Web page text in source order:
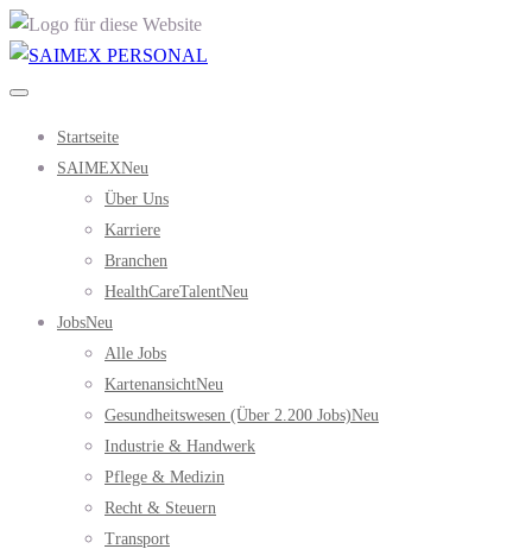
Startseite
SAIMEXNeu
Über Uns
Karriere
Branchen
HealthCareTalentNeu
JobsNeu
Alle Jobs
KartenansichtNeu
Gesundheitswesen (über 2.200 Jobs)Neu
Industrie & Handwerk
Pflege & Medizin
Recht & Steuern
Transport